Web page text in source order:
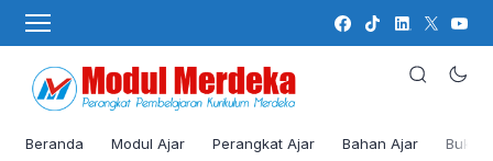
Beranda Modul Ajar Perangkat Ajar Bahan Ajar Buku